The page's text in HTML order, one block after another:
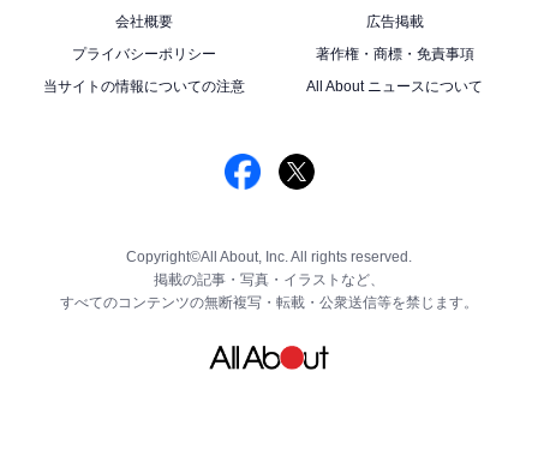
会社概要
広告掲載
プライバシーポリシー
著作権・商標・免責事項
当サイトの情報についての注意
All About ニュースについて
Copyright©All About, Inc. All rights reserved.
掲載の記事・写真・イラストなど、
すべてのコンテンツの無断複写・転載・公衆送信等を禁じます。